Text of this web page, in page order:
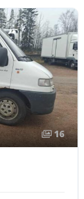
16